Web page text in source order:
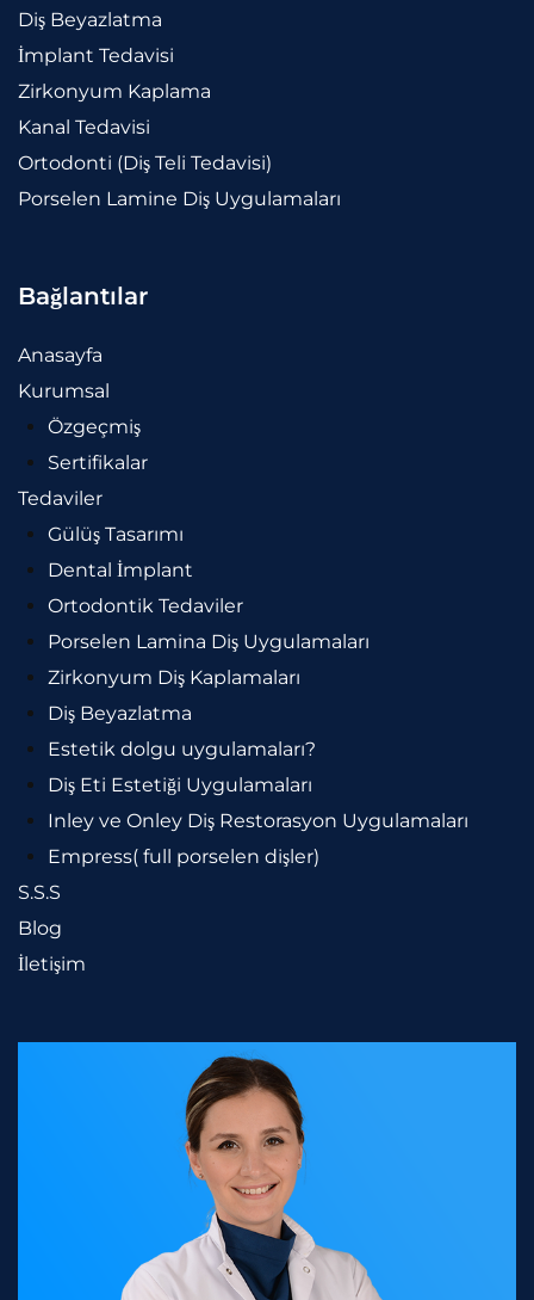
Diş Beyazlatma
İmplant Tedavisi
Zirkonyum Kaplama
Kanal Tedavisi
Ortodonti (Diş Teli Tedavisi)
Porselen Lamine Diş Uygulamaları
Bağlantılar
Anasayfa
Kurumsal
Özgeçmiş
Sertifikalar
Tedaviler
Gülüş Tasarımı
Dental İmplant
Ortodontik Tedaviler
Porselen Lamina Diş Uygulamaları
Zirkonyum Diş Kaplamaları
Diş Beyazlatma
Estetik dolgu uygulamaları?
Diş Eti Estetiği Uygulamaları
Inley ve Onley Diş Restorasyon Uygulamaları
Empress( full porselen dişler)
S.S.S
Blog
İletişim